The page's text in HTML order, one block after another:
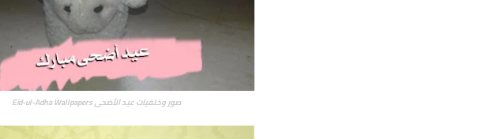
صور وخلفيات عيد الأضحى Eid-ul-Adha Wallpapers